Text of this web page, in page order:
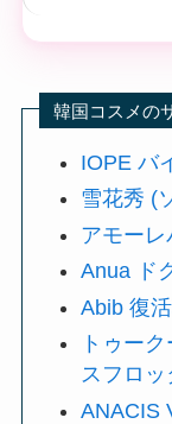
韓国コスメの
IOPE バ
雪花秀 (
アモーレ
Anua ド
Abib 復
トゥー
スフロ
ANACIS